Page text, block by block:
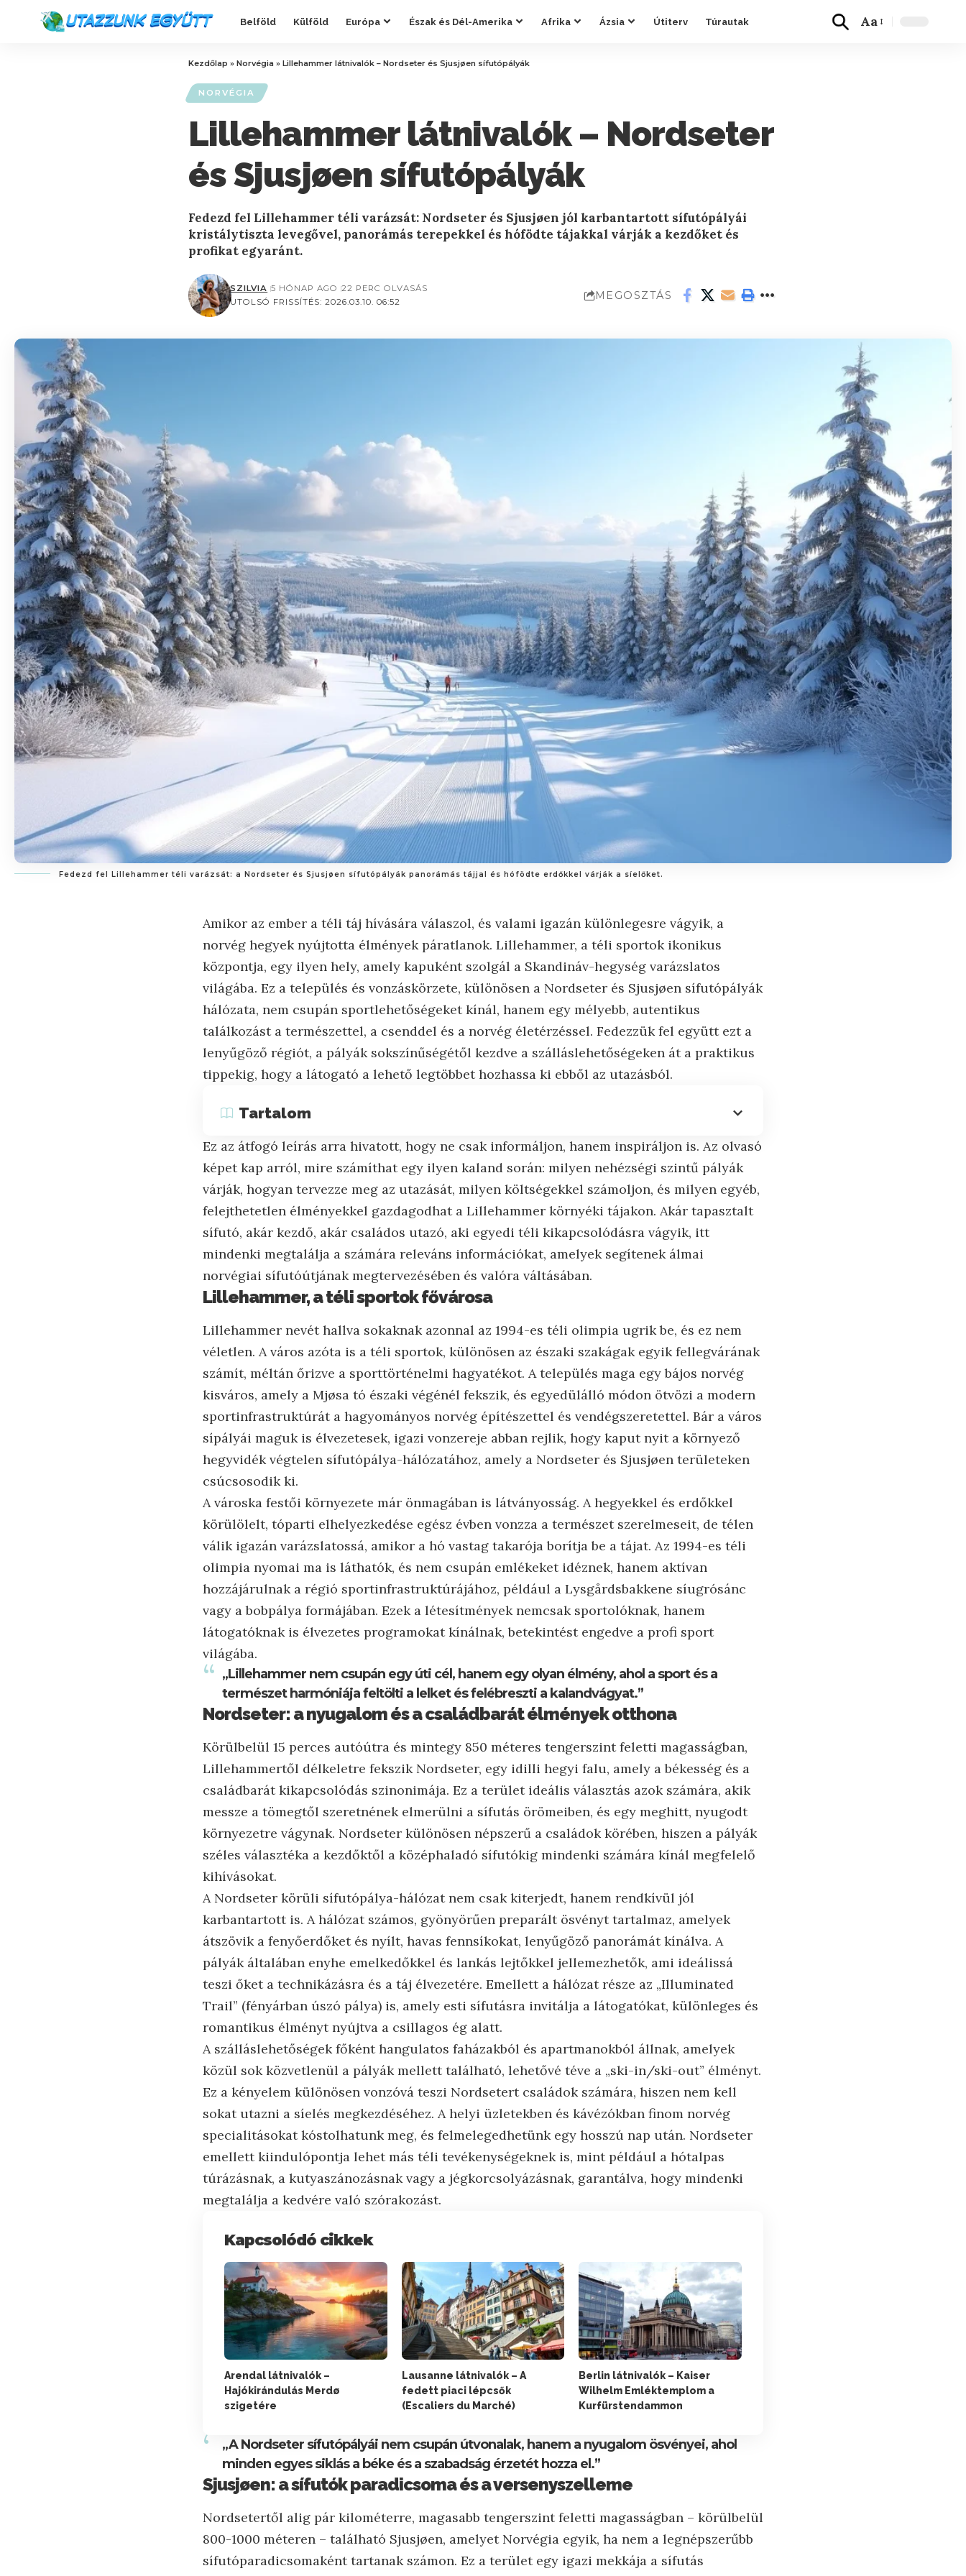
Belföld Külföld Európa Észak és Dél-Amerika Afrika Ázsia Útiterv Túrautak Aa
Kezdőlap » Norvégia » Lillehammer látnivalók – Nordseter és Sjusjøen sífutópályák
NORVÉGIA
Lillehammer látnivalók – Nordseter
és Sjusjøen sífutópályák
Fedezd fel Lillehammer téli varázsát: Nordseter és Sjusjøen jól karbantartott sífutópályái
kristálytiszta levegővel, panorámás terepekkel és hófödte tájakkal várják a kezdőket és
profikat egyaránt.
UTOLSÓ FRISSÍTÉS: 2026.03.10. 06:52
SZILVIA 5 HÓNAP AGO 22 PERC OLVASÁS
MEGOSZTÁS
Fedezd fel Lillehammer téli varázsát: a Nordseter és Sjusjøen sífutópályák panorámás tájjal és hófödte erdőkkel várják a síelőket.
Amikor az ember a téli táj hívására válaszol, és valami igazán különlegesre vágyik, a
norvég hegyek nyújtotta élmények páratlanok. Lillehammer, a téli sportok ikonikus
központja, egy ilyen hely, amely kapuként szolgál a Skandináv-hegység varázslatos
világába. Ez a település és vonzáskörzete, különösen a Nordseter és Sjusjøen sífutópályák
hálózata, nem csupán sportlehetőségeket kínál, hanem egy mélyebb, autentikus
találkozást a természettel, a csenddel és a norvég életérzéssel. Fedezzük fel együtt ezt a
lenyűgöző régiót, a pályák sokszínűségétől kezdve a szálláslehetőségeken át a praktikus
tippekig, hogy a látogató a lehető legtöbbet hozhassa ki ebből az utazásból.
Tartalom
Ez az átfogó leírás arra hivatott, hogy ne csak informáljon, hanem inspiráljon is. Az olvasó
képet kap arról, mire számíthat egy ilyen kaland során: milyen nehézségi szintű pályák
várják, hogyan tervezze meg az utazását, milyen költségekkel számoljon, és milyen egyéb,
felejthetetlen élményekkel gazdagodhat a Lillehammer környéki tájakon. Akár tapasztalt
sífutó, akár kezdő, akár családos utazó, aki egyedi téli kikapcsolódásra vágyik, itt
mindenki megtalálja a számára releváns információkat, amelyek segítenek álmai
norvégiai sífutóútjának megtervezésében és valóra váltásában.
Lillehammer, a téli sportok fővárosa
Lillehammer nevét hallva sokaknak azonnal az 1994-es téli olimpia ugrik be, és ez nem
véletlen. A város azóta is a téli sportok, különösen az északi szakágak egyik fellegvárának
számít, méltán őrizve a sporttörténelmi hagyatékot. A település maga egy bájos norvég
kisváros, amely a Mjøsa tó északi végénél fekszik, és egyedülálló módon ötvözi a modern
sportinfrastruktúrát a hagyományos norvég építészettel és vendégszeretettel. Bár a város
sípályái maguk is élvezetesek, igazi vonzereje abban rejlik, hogy kaput nyit a környező
hegyvidék végtelen sífutópálya-hálózatához, amely a Nordseter és Sjusjøen területeken
csúcsosodik ki.
A városka festői környezete már önmagában is látványosság. A hegyekkel és erdőkkel
körülölelt, tóparti elhelyezkedése egész évben vonzza a természet szerelmeseit, de télen
válik igazán varázslatossá, amikor a hó vastag takarója borítja be a tájat. Az 1994-es téli
olimpia nyomai ma is láthatók, és nem csupán emlékeket idéznek, hanem aktívan
hozzájárulnak a régió sportinfrastruktúrájához, például a Lysgårdsbakkene síugrósánc
vagy a bobpálya formájában. Ezek a létesítmények nemcsak sportolóknak, hanem
látogatóknak is élvezetes programokat kínálnak, betekintést engedve a profi sport
világába.
„Lillehammer nem csupán egy úti cél, hanem egy olyan élmény, ahol a sport és a
természet harmóniája feltölti a lelket és felébreszti a kalandvágyat.”
Nordseter: a nyugalom és a családbarát élmények otthona
Körülbelül 15 perces autóútra és mintegy 850 méteres tengerszint feletti magasságban,
Lillehammertől délkeletre fekszik Nordseter, egy idilli hegyi falu, amely a békesség és a
családbarát kikapcsolódás szinonimája. Ez a terület ideális választás azok számára, akik
messze a tömegtől szeretnének elmerülni a sífutás örömeiben, és egy meghitt, nyugodt
környezetre vágynak. Nordseter különösen népszerű a családok körében, hiszen a pályák
széles választéka a kezdőktől a középhaladó sífutókig mindenki számára kínál megfelelő
kihívásokat.
A Nordseter körüli sífutópálya-hálózat nem csak kiterjedt, hanem rendkívül jól
karbantartott is. A hálózat számos, gyönyörűen preparált ösvényt tartalmaz, amelyek
átszövik a fenyőerdőket és nyílt, havas fennsíkokat, lenyűgöző panorámát kínálva. A
pályák általában enyhe emelkedőkkel és lankás lejtőkkel jellemezhetők, ami ideálissá
teszi őket a technikázásra és a táj élvezetére. Emellett a hálózat része az „Illuminated
Trail” (fényárban úszó pálya) is, amely esti sífutásra invitálja a látogatókat, különleges és
romantikus élményt nyújtva a csillagos ég alatt.
A szálláslehetőségek főként hangulatos faházakból és apartmanokból állnak, amelyek
közül sok közvetlenül a pályák mellett található, lehetővé téve a „ski-in/ski-out” élményt.
Ez a kényelem különösen vonzóvá teszi Nordsetert családok számára, hiszen nem kell
sokat utazni a síelés megkezdéséhez. A helyi üzletekben és kávézókban finom norvég
specialitásokat kóstolhatunk meg, és felmelegedhetünk egy hosszú nap után. Nordseter
emellett kiindulópontja lehet más téli tevékenységeknek is, mint például a hótalpas
túrázásnak, a kutyaszánozásnak vagy a jégkorcsolyázásnak, garantálva, hogy mindenki
megtalálja a kedvére való szórakozást.
Kapcsolódó cikkek
Arendal látnivalók –
Hajókirándulás Merdø
szigetére
Lausanne látnivalók – A
fedett piaci lépcsők
(Escaliers du Marché)
Berlin látnivalók – Kaiser
Wilhelm Emléktemplom a
Kurfürstendammon
„A Nordseter sífutópályái nem csupán útvonalak, hanem a nyugalom ösvényei, ahol
minden egyes siklás a béke és a szabadság érzetét hozza el.”
Sjusjøen: a sífutók paradicsoma és a versenyszelleme
Nordsetertől alig pár kilométerre, magasabb tengerszint feletti magasságban – körülbelül
800-1000 méteren – található Sjusjøen, amelyet Norvégia egyik, ha nem a legnépszerűbb
sífutóparadicsomaként tartanak számon. Ez a terület egy igazi mekkája a sífutás